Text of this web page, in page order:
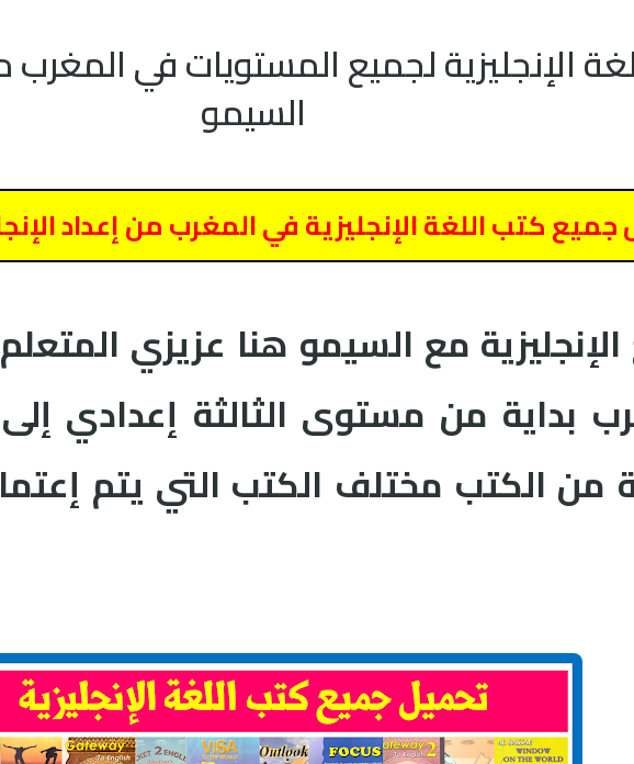
الإنجليزية لجميع المستويات في المغرب
السيمو
كتب اللغة الإنجليزية في المغرب من إعداد
مع السيمو هنا عزيزي
بداية من مستوى الثالثة إعدادي
من الكتب مختلف الكتب التي يتم